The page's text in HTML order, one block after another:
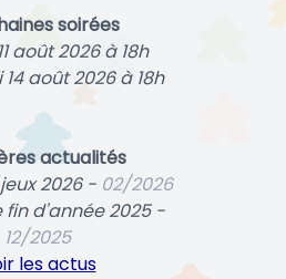
soirées
août 2026 à 18h
août 2026 à 18h
actualités
2026 - 02/2026
fin d'année 2025 -
12/2025
les actus